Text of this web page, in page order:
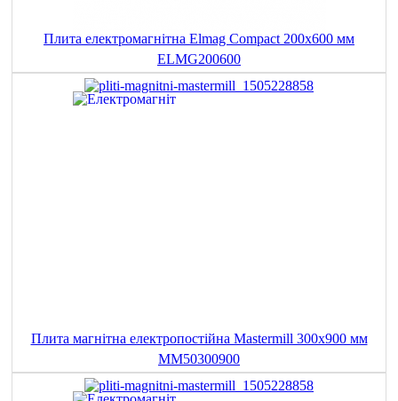
Плита електромагнітна Elmag Compact 200x600 мм
ELMG200600
Плита магнітна електропостійна Mastermill 300x900 мм
MM50300900